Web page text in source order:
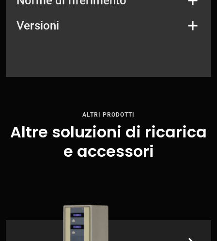
Versioni
ALTRI PRODOTTI
Altre soluzioni di ricarica
e accessori